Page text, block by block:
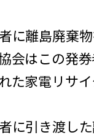
に離島廃棄
会はこの発
た家電リサ
に引き渡し